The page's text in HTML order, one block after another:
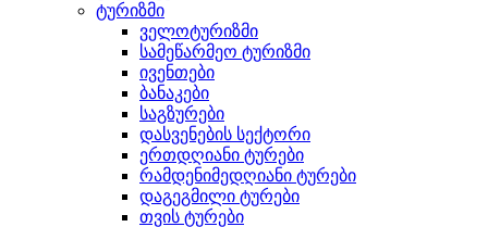
ტურიზმი
ველოტურიზმი
სამეწარმეო ტურიზმი
ივენთები
ბანაკები
საგზურები
დასვენების სექტორი
ერთდღიანი ტურები
რამდენიმედღიანი ტურები
დაგეგმილი ტურები
თვის ტურები